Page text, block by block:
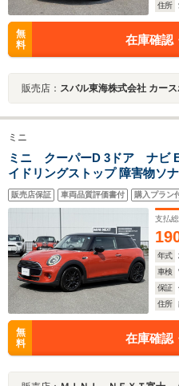
住所
無
料
在庫確認
販売店： スバル東海株式会社 カー
ミニ
ミニ クーパーD 3ドア ナビ
販売店保証 車両品質評価書付 購入プラン
支払
年式
車検
保証
住所
無
料
在庫確認